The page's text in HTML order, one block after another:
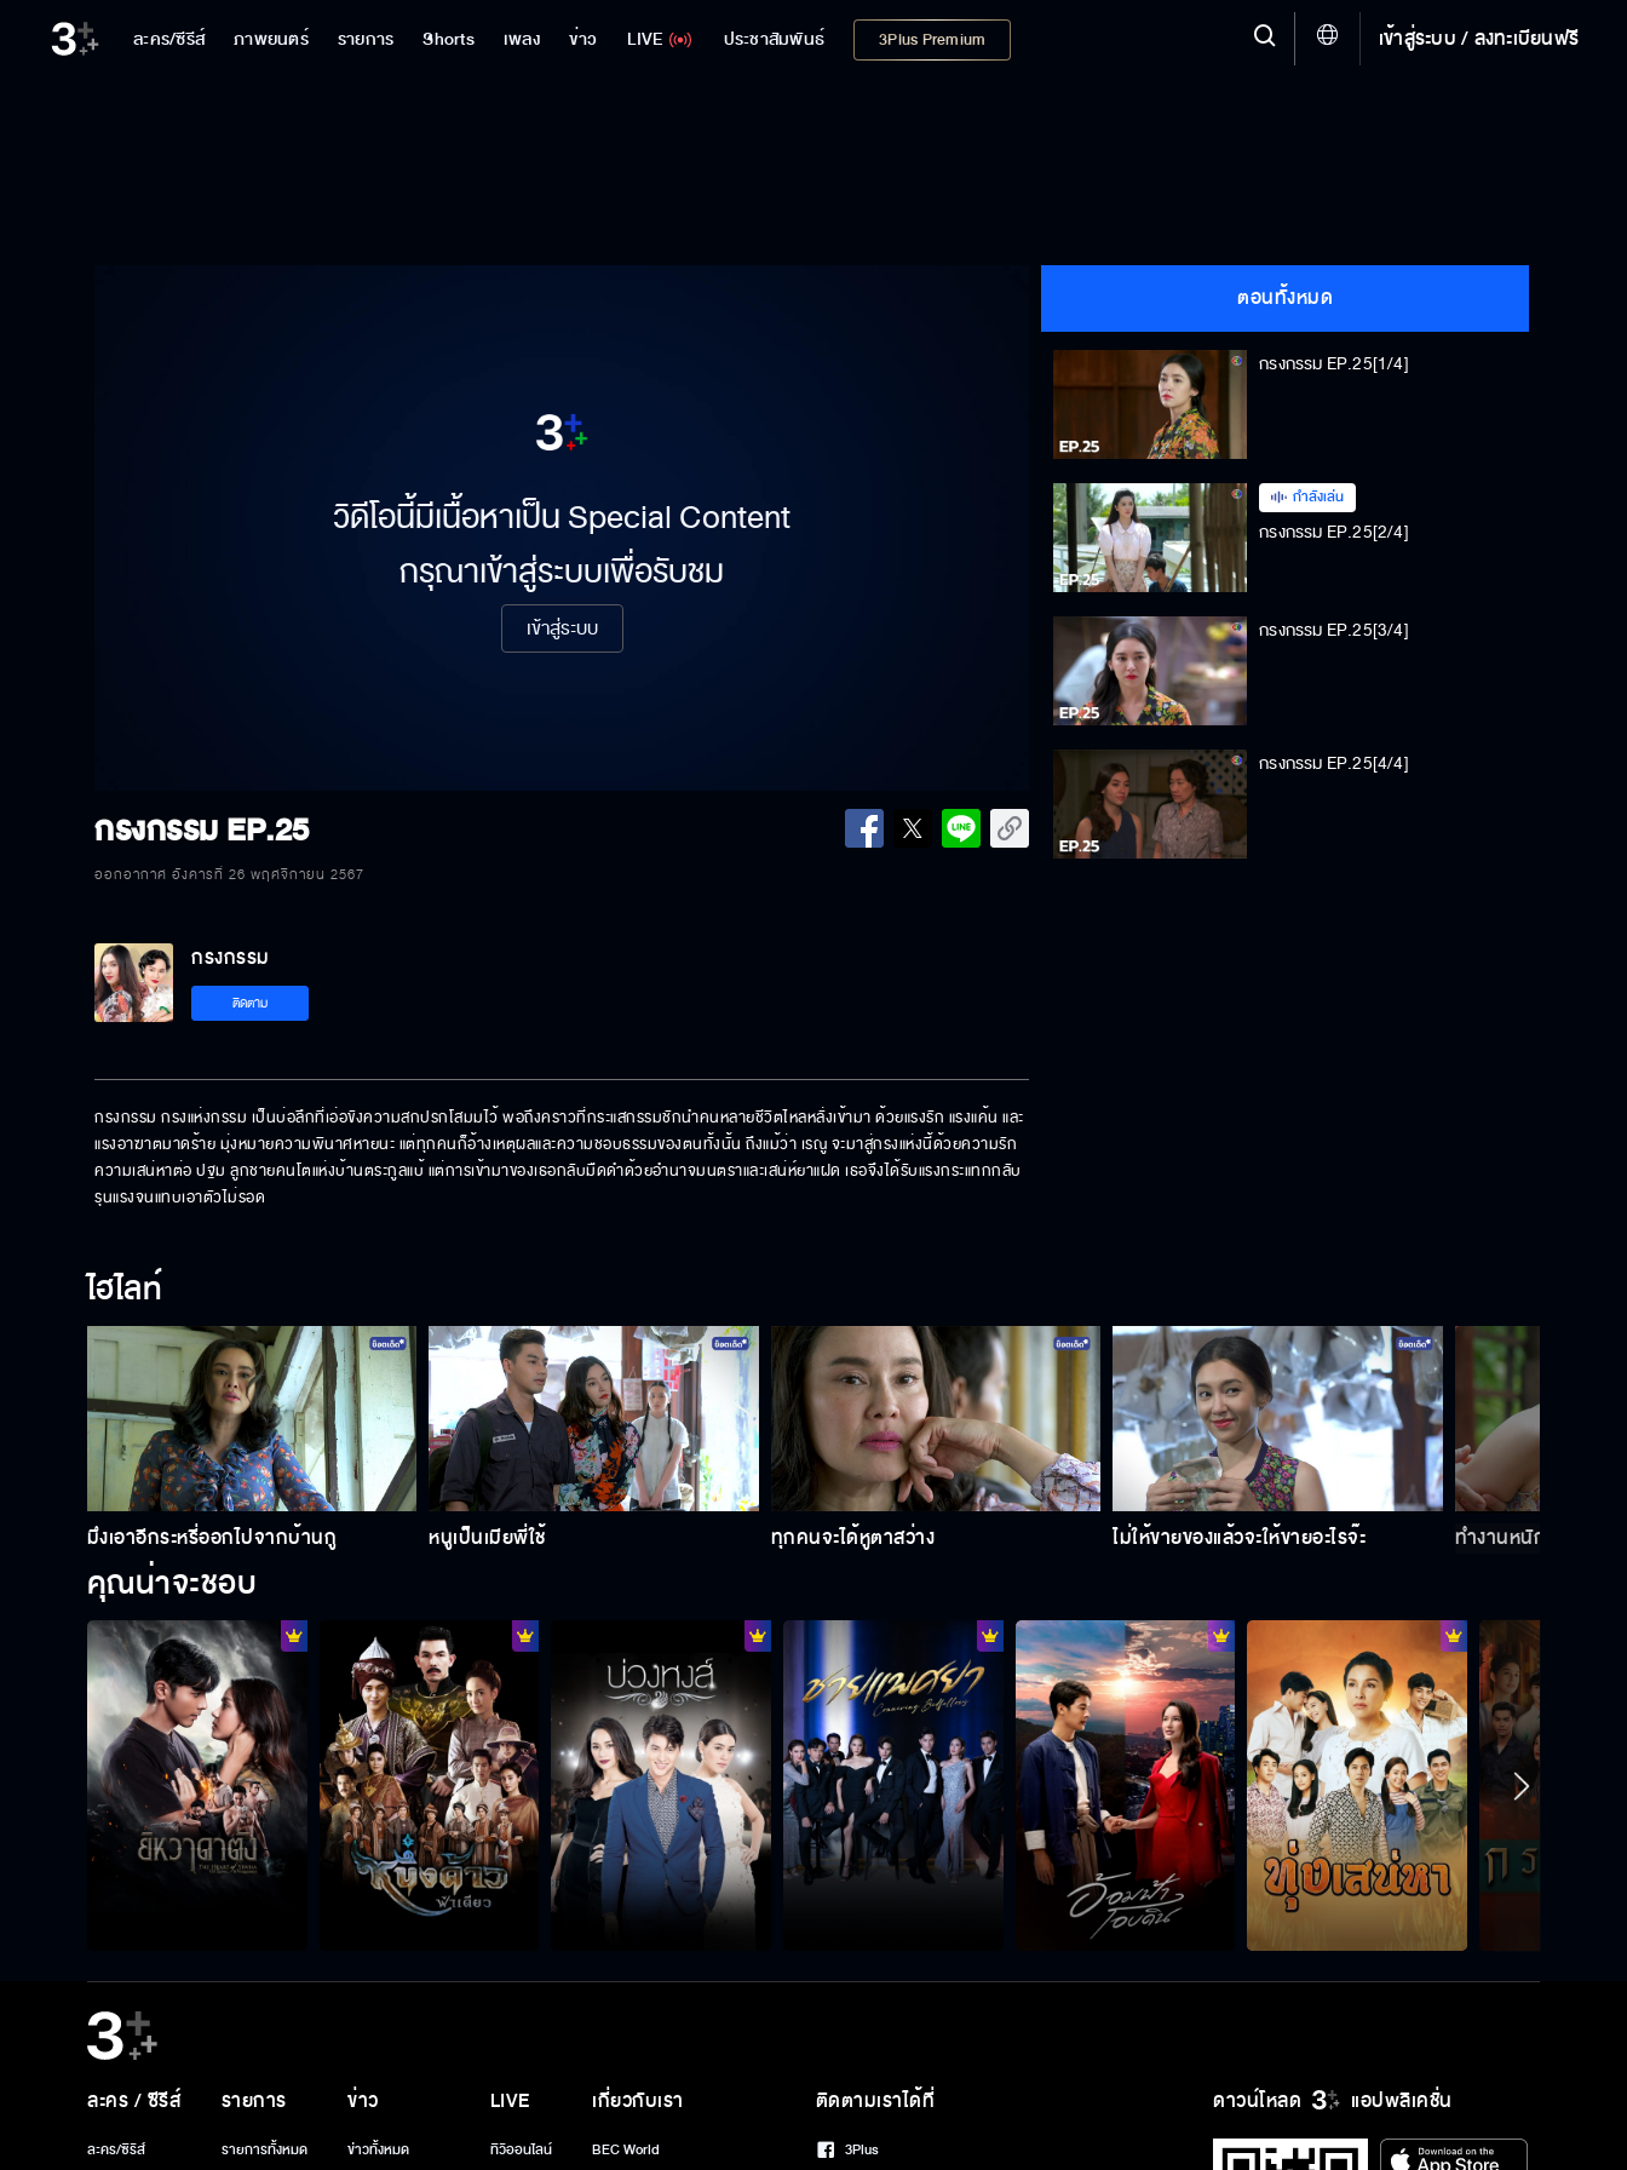
ละคร/ซีรีส์ ภาพยนตร์ รายการ Shorts เพลง ข่าว LIVE ประชาสัมพันธ์ 3Plus Premium เข้าสู่ระบบ / ลงทะเบียนฟรี
วิดีโอนี้มีเนื้อหาเป็น Special Content
กรุณาเข้าสู่ระบบเพื่อรับชม
เข้าสู่ระบบ
กรงกรรมEP.25
ออกอากาศ อังคารที่ 26 พฤศจิกายน 2567
ตอนทั้งหมด
กรงกรรม EP.25[1/4]
กำลังเล่น
กรงกรรม EP.25[2/4]
กรงกรรม EP.25[3/4]
กรงกรรม EP.25[4/4]
กรงกรรม
ติดตาม
กรงกรรม กรงแห่งกรรม เป็นบ่อลึกที่เอ่อขังความสกปรกโสมมไว้ พอถึงคราวที่กระแสกรรมชักนำคนหลายชีวิตไหลหลั่งเข้ามา ด้วยแรงรัก แรงแค้น และ
แรงอาฆาตมาดร้าย มุ่งหมายความพินาศหายนะ แต่ทุกคนก็อ้างเหตุผลและความชอบธรรมของตนทั้งนั้น ถึงแม้ว่า เรณู จะมาสู่กรงแห่งนี้ด้วยความรัก
ความเสน่หาต่อ ปฐม ลูกชายคนโตแห่งบ้านตระกูลแบ้ แต่การเข้ามาของเธอกลับมืดดำด้วยอำนาจมนตราและเสน่ห์ยาแฝด เธอจึงได้รับแรงกระแทกกลับ
รุนแรงจนแทบเอาตัวไม่รอด
ไฮไลท์
มึงเอาอีกระหรี่ออกไปจากบ้านกู หนูเป็นเมียพี่ใช้ ทุกคนจะได้หูตาสว่าง ไม่ให้ขายของแล้วจะให้ขายอะไรจ๊ะ ทำงานหนักจนแท้งลูก
คุณน่าจะชอบ
ดาวน์โหลด แอปพลิเคชั่น
ละคร / ซีรีส์
ละคร/ซีรีส์
รายการ
รายการทั้งหมด
ข่าว
ข่าวทั้งหมด
LIVE
ทีวีออนไลน์
เกี่ยวกับเรา
BEC World
ติดตามเราได้ที่
3Plus